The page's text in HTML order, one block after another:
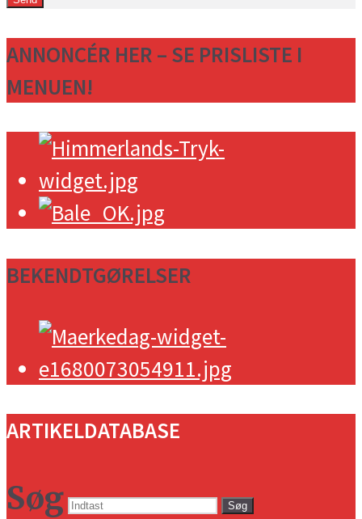
ANNONCÉR HER – SE PRISLISTE I
MENUEN!
BEKENDTGØRELSER
ARTIKELDATABASE
Søg Søg